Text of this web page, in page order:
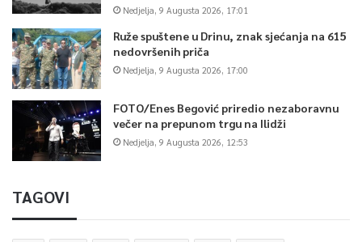
Nedjelja, 9 Augusta 2026, 17:01
Ruže spuštene u Drinu, znak sjećanja na 615
nedovršenih priča
Nedjelja, 9 Augusta 2026, 17:00
FOTO/Enes Begović priredio nezaboravnu
večer na prepunom trgu na Ilidži
Nedjelja, 9 Augusta 2026, 12:53
TAGOVI